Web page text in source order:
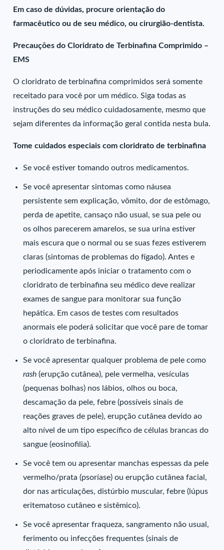
Em caso de dúvidas, procure orientação do
farmacêutico ou de seu médico, ou cirurgião-dentista.
Precauções do Cloridrato de Terbinafina Comprimido –
EMS
O cloridrato de terbinafina comprimidos será somente
receitado para você por um médico. Siga todas as
instruções do seu médico cuidadosamente, mesmo que
sejam diferentes da informação geral contida nesta bula.
Tome cuidados especiais com cloridrato de terbinafina
Se você estiver tomando outros medicamentos.
Se você apresentar sintomas como náusea
persistente sem explicação, vômito, dor de estômago,
perda de apetite, cansaço não usual, se sua pele ou
os olhos parecerem amarelos, se sua urina estiver
mais escura que o normal ou se suas fezes estiverem
claras (sintomas de problemas do fígado). Antes e
periodicamente após iniciar o tratamento com o
cloridrato de terbinafina seu médico deve realizar
exames de sangue para monitorar sua função
hepática. Em casos de testes com resultados
anormais ele poderá solicitar que você pare de tomar
o cloridrato de terbinafina.
Se você apresentar qualquer problema de pele como
rash(erupção cutânea), pele vermelha, vesículas
(pequenas bolhas) nos lábios, olhos ou boca,
descamação da pele, febre (possíveis sinais de
reações graves de pele), erupção cutânea devido ao
alto nível de um tipo específico de células brancas do
sangue (eosinofilia).
Se você tem ou apresentar manchas espessas da pele
vermelho/prata (psoríase) ou erupção cutânea facial,
dor nas articulações, distúrbio muscular, febre (lúpus
eritematoso cutâneo e sistêmico).
Se você apresentar fraqueza, sangramento não usual,
ferimento ou infecções frequentes (sinais de